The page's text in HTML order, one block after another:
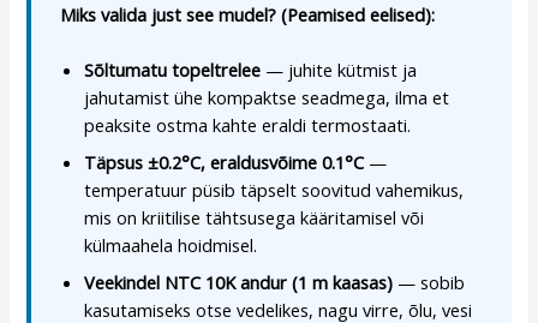
Miks valida just see mudel? (Peamised eelised):
Sõltumatu topeltrelee — juhite kütmist ja
jahutamist ühe kompaktse seadmega, ilma et
peaksite ostma kahte eraldi termostaati.
Täpsus ±0.2°C, eraldusvõime 0.1°C—
temperatuur püsib täpselt soovitud vahemikus,
mis on kriitilise tähtsusega kääritamisel või
külmaahela hoidmisel.
Veekindel NTC 10K andur (1 m kaasas) — sobib
kasutamiseks otse vedelikes, nagu virre, õlu, vesi